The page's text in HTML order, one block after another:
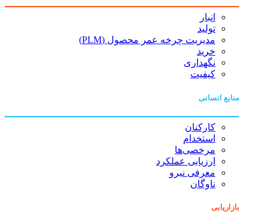
انبار
تولید
مدیریت چرخه عمر محصول (PLM)
خرید
نگهداری
کیفیت
منابع انسانی
کارکنان
استخدام
مرخصی‌ها
ارزیابی عملکرد
معرفی نیرو
ناوگان
بازاریابی